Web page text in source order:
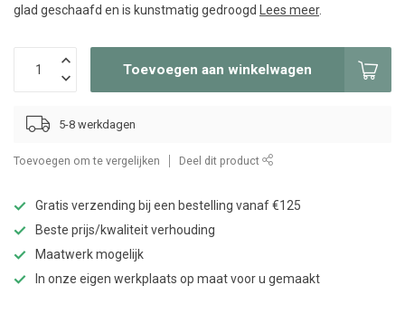
glad geschaafd en is kunstmatig gedroogd Lees meer.
Toevoegen aan winkelwagen
5-8 werkdagen
Toevoegen om te vergelijken Deel dit product
Gratis verzending bij een bestelling vanaf €125
Beste prijs/kwaliteit verhouding
Maatwerk mogelijk
In onze eigen werkplaats op maat voor u gemaakt